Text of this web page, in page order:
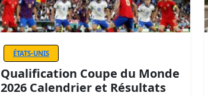
ÉTATS-UNIS
Qualification Coupe du Monde
2026 Calendrier et Résultats